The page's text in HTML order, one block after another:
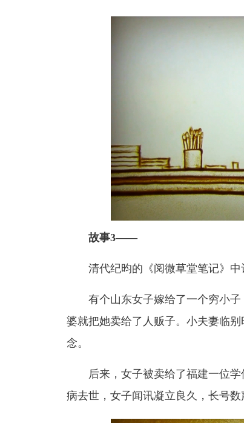
故事3——
清代纪昀的《阅微草堂笔记》中
有个山东女子嫁给了一个穷小
婆就把她卖给了人贩子。小夫妻临
念。
后来，女子被卖给了福建一位
病去世，女子闻讯凝立良久，长号